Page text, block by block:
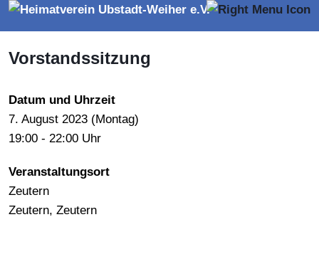
Vorstandssitzung
Datum und Uhrzeit
7. August 2023 (Montag)
19:00 - 22:00 Uhr
Veranstaltungsort
Zeutern
Zeutern, Zeutern